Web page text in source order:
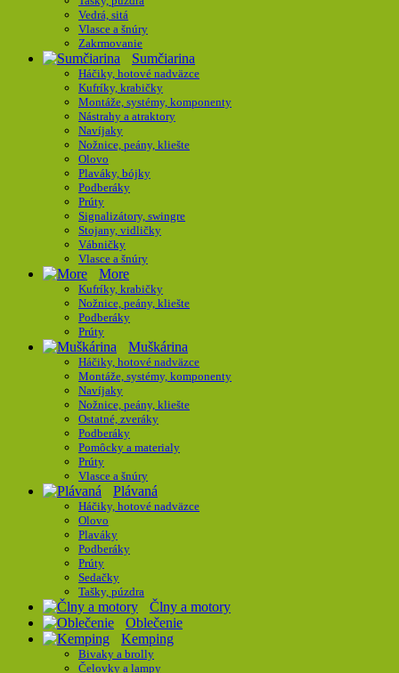
Vedrá, sitá
Vlasce a šnúry
Zakrmovanie
Sumčiarina
Háčiky, hotové nadväzce
Kufríky, krabičky
Montáže, systémy, komponenty
Nástrahy a atraktory
Navíjaky
Nožnice, peány, kliešte
Olovo
Plaváky, bójky
Podberáky
Prúty
Signalizátory, swingre
Stojany, vidličky
Vábničky
Vlasce a šnúry
More
Kufríky, krabičky
Nožnice, peány, kliešte
Podberáky
Prúty
Muškárina
Háčiky, hotové nadväzce
Montáže, systémy, komponenty
Navíjaky
Nožnice, peány, kliešte
Ostatné, zveráky
Podberáky
Pomôcky a materialy
Prúty
Vlasce a šnúry
Plávaná
Háčiky, hotové nadväzce
Olovo
Plaváky
Podberáky
Prúty
Sedačky
Tašky, púzdra
Člny a motory
Oblečenie
Kemping
Bivaky a brolly
Čelovky a lampy